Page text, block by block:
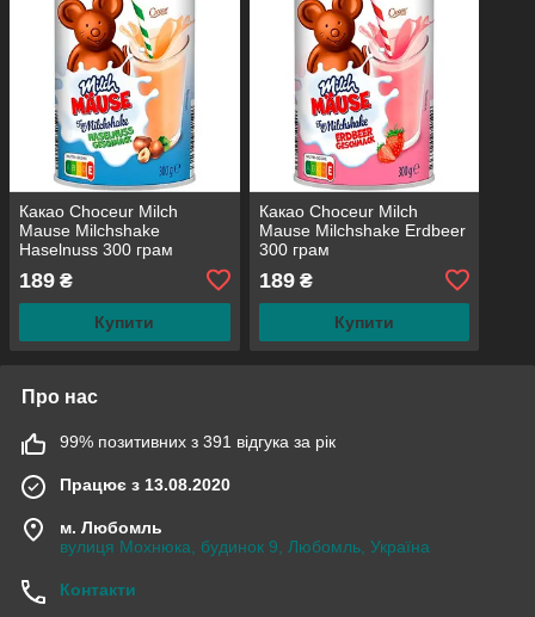
Какао Choceur Milch
Mause Milchshake
Haselnuss 300 грам
189 ₴
Купити
Какао Choceur Milch
Mause Milchshake Erdbeer
300 грам
189₴
Купити
Про нас
99% позитивних з 391 відгука за рік
Працює з 13.08.2020
м. Любомль
вулиця Мохнюка, будинок 9, Любомль, Україна
Контакти